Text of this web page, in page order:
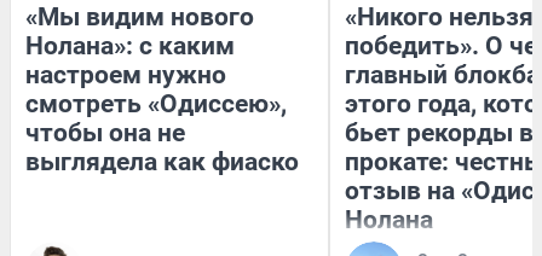
«Мы видим нового
Нолана»: с каким
настроем нужно
смотреть «Одиссею»,
чтобы она не
выглядела как фиаско
«Никого нельзя
победить». О
главный
этого года,
бьет рекорды в
прокате:
отзыв на
Нолана